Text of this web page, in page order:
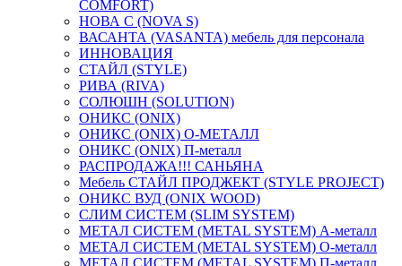
COMFORT)
НОВА С (NOVA S)
ВАСАНТА (VASANTA) мебель для персонала
ИННОВАЦИЯ
СТАЙЛ (STYLE)
РИВА (RIVA)
СОЛЮШН (SOLUTION)
ОНИКС (ONIX)
ОНИКС (ONIX) O-МЕТАЛЛ
ОНИКС (ONIX) П-металл
РАСПРОДАЖА!!! САНЬЯНА
Мебель СТАЙЛ ПРОДЖЕКТ (STYLE PROJECT)
ОНИКС ВУД (ONIX WOOD)
СЛИМ СИСТЕМ (SLIM SYSTEM)
МЕТАЛ СИСТЕМ (METAL SYSTEM) А-металл
МЕТАЛ СИСТЕМ (METAL SYSTEM) О-металл
МЕТАЛ СИСТЕМ (METAL SYSTEM) П-металл